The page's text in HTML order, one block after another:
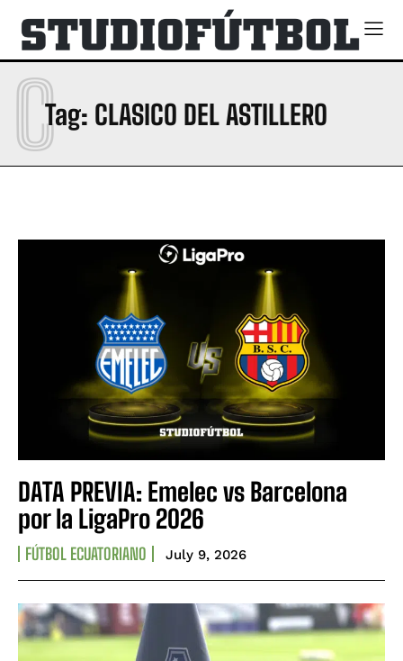
Tag: CLASICO DEL ASTILLERO
C
DATA PREVIA: Emelec vs Barcelona
por la LigaPro 2026
FÚTBOL ECUATORIANO July 9, 2026